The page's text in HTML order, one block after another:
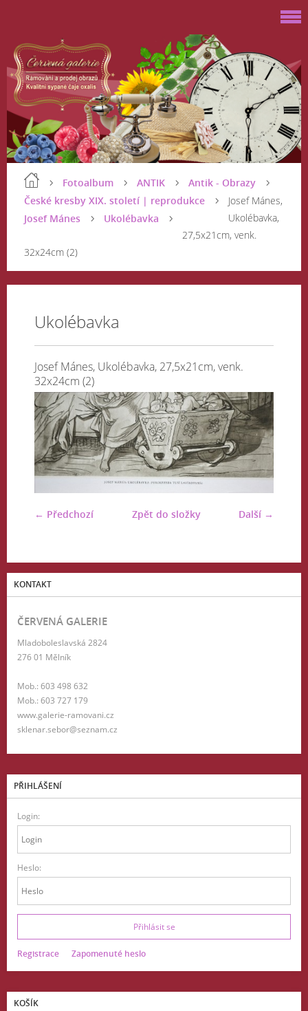
Fotoalbum ANTIK
Antik - Obrazy
České kresby XIX. století | reprodukce
Josef Mánes
Ukolébavka
Josef Mánes,
Ukolébavka,
27,5x21cm, venk.
32x24cm (2)
Ukolébavka
Josef Mánes, Ukolébavka, 27,5x21cm, venk.
32x24cm (2)
← Předchozí Další →
Zpět do složky
KONTAKT
ČERVENÁ GALERIE
Mladoboleslavská 2824
276 01 Mělník
Mob.: 603 498 632
Mob.: 603 727 179
www.galerie-ramovani.cz
sklenar.sebor@seznam.cz
PŘIHLÁŠENÍ
Login:
Heslo:
Registrace Zapomenuté heslo
KOŠÍK